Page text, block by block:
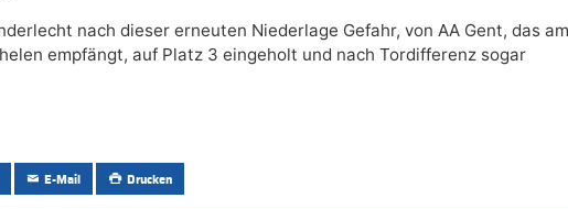
nach dieser erneuten Niederlage Gefahr, von AA Gent, das am
empfängt, auf Platz 3 eingeholt und nach Tordifferenz sogar
E-Mail Drucken